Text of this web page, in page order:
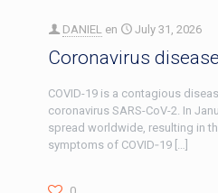
DANIEL en July 31, 2026
Coronavirus
COVID-19 is a contagious
coronavirus SARS-CoV-2. In
spread worldwide, resulting in
symptoms of COVID‑19